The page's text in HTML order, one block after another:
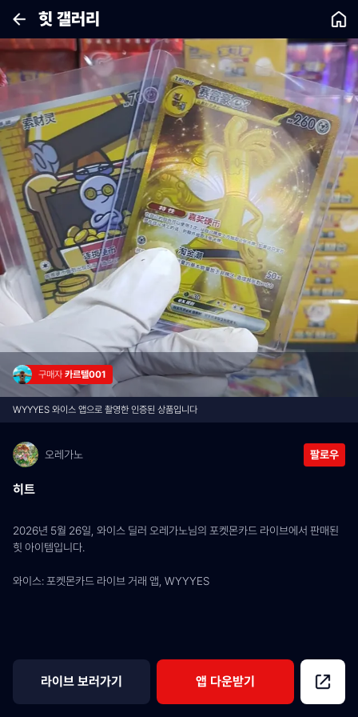
힛 갤러리
구매자 카르텔001
WYYYES 와이스 앱으로 촬영한 인증된 상품입니다
오레가노 팔로우
히트
2026년 5월 26일, 와이스 딜러 오레가노님의 포켓몬카드 라이브에서 판매된
힛 아이템입니다.
와이스: 포켓몬카드 라이브 거래 앱, WYYYES
라이브 보러가기 앱 다운받기